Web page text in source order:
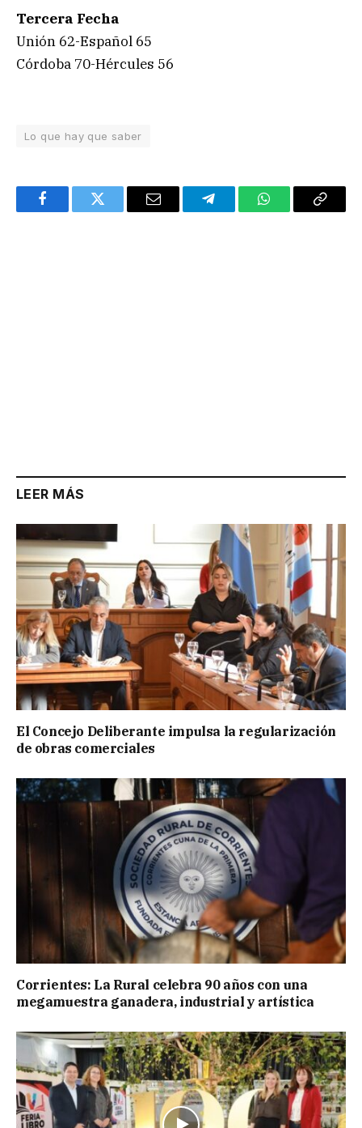
Tercera Fecha
Unión 62-Español 65
Córdoba 70-Hércules 56
Lo que hay que saber
FacebookTwitter Email TelegramWhatsAppCopy
LEER MÁS
El Concejo Deliberante impulsa la regularización
de obras comerciales
Corrientes: La Rural celebra 90 años con una
megamuestra ganadera, industrial y artística